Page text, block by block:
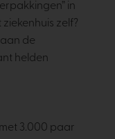
in
zelf?
de
helden
3.000 paar